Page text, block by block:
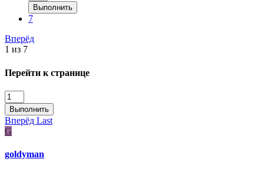
Выполнить
7
Вперёд
1 из 7
Перейти к странице
Выполнить
Вперёд Last
G
goldyman